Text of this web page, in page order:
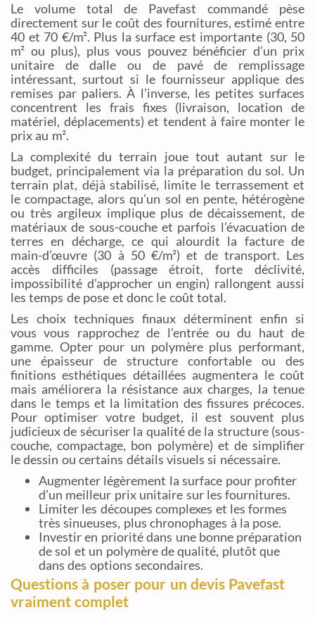
Le volume total de Pavefast commandé pèse
directement sur le coût des fournitures, estimé entre
40 et 70 €/m². Plus la surface est importante (30, 50
m² ou plus), plus vous pouvez bénéficier d’un prix
unitaire de dalle ou de pavé de remplissage
intéressant, surtout si le fournisseur applique des
remises par paliers. À l’inverse, les petites surfaces
concentrent les frais fixes (livraison, location de
matériel, déplacements) et tendent à faire monter le
prix au m².
La complexité du terrain joue tout autant sur le
budget, principalement via la préparation du sol. Un
terrain plat, déjà stabilisé, limite le terrassement et
le compactage, alors qu’un sol en pente, hétérogène
ou très argileux implique plus de décaissement, de
matériaux de sous-couche et parfois l’évacuation de
terres en décharge, ce qui alourdit la facture de
main-d’œuvre (30 à 50 €/m²) et de transport. Les
accès difficiles (passage étroit, forte déclivité,
impossibilité d’approcher un engin) rallongent aussi
les temps de pose et donc le coût total.
Les choix techniques finaux déterminent enfin si
vous vous rapprochez de l’entrée ou du haut de
gamme. Opter pour un polymère plus performant,
une épaisseur de structure confortable ou des
finitions esthétiques détaillées augmentera le coût
mais améliorera la résistance aux charges, la tenue
dans le temps et la limitation des fissures précoces.
Pour optimiser votre budget, il est souvent plus
judicieux de sécuriser la qualité de la structure (sous-
couche, compactage, bon polymère) et de simplifier
le dessin ou certains détails visuels si nécessaire.
Augmenter légèrement la surface pour profiter
d’un meilleur prix unitaire sur les fournitures.
Limiter les découpes complexes et les formes
très sinueuses, plus chronophages à la pose.
Investir en priorité dans une bonne préparation
de sol et un polymère de qualité, plutôt que
dans des options secondaires.
Questions à poser pour un devis Pavefast
vraiment complet